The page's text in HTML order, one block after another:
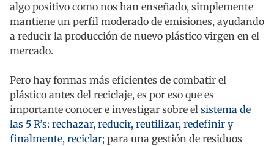
algo positivo como nos han enseñado, simplemente
mantiene un perfil moderado de emisiones, ayudando
a reducir la producción de nuevo plástico virgen en el
mercado.
Pero hay formas más eficientes de combatir el
plástico antes del reciclaje, es por eso que es
importante conocer e investigar sobre el sistema de
las 5 R’s: rechazar, reducir, reutilizar, redefinir y
finalmente, reciclar; para una gestión de residuos